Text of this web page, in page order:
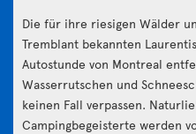
Die für ihre riesigen Wälder
Tremblant bekannten
Autostunde von Montreal
Wasserrutschen und
keinen Fall verpassen.
Campingbegeisterte werden